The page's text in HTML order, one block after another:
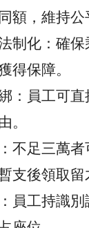
額，維持公
制化：確保
得保障。
：員工可
。
不足三萬者
支後領取留
員工持識